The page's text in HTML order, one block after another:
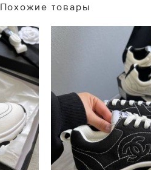
Похожие товары